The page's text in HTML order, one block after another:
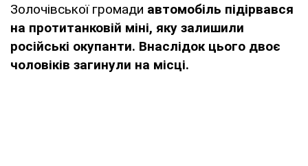
Золочівської громади автомобіль підірвався
на протитанковій міні, яку залишили
російські окупанти. Внаслідок цього двоє
чоловіків загинули на місці.